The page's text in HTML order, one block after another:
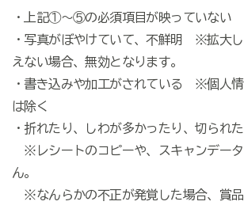
・上記①～⑤の必須項目が映っていない
・写真がぼやけていて、不鮮明 ※拡大
えない場合、無効となります。
・書き込みや加工がされている ※個人
は除く
・折れたり、しわが多かったり、切られ
※レシートのコピーや、スキャンデー
ん。
※なんらかの不正が発覚した場合、賞品